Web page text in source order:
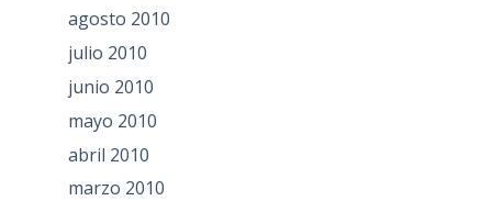
agosto 2010
julio 2010
junio 2010
mayo 2010
abril 2010
marzo 2010